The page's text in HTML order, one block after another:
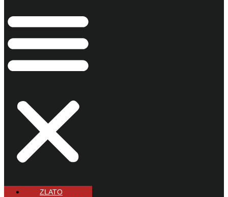
ZLATO